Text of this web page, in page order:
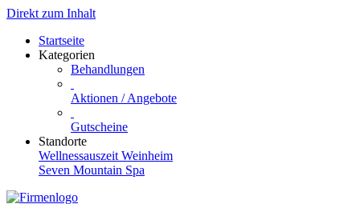
Direkt zum Inhalt
Startseite
Kategorien
Behandlungen
Aktionen / Angebote
Gutscheine
Standorte
Wellnessauszeit Weinheim
Seven Mountain Spa